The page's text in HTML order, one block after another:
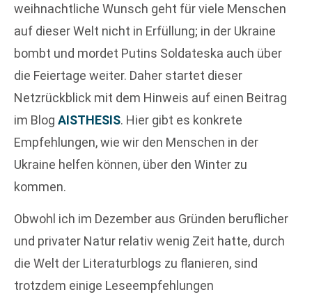
weihnachtliche Wunsch geht für viele Menschen
auf dieser Welt nicht in Erfüllung; in der Ukraine
bombt und mordet Putins Soldateska auch über
die Feiertage weiter. Daher startet dieser
Netzrückblick mit dem Hinweis auf einen Beitrag
im Blog AISTHESIS. Hier gibt es konkrete
Empfehlungen, wie wir den Menschen in der
Ukraine helfen können, über den Winter zu
kommen.
Obwohl ich im Dezember aus Gründen beruflicher
und privater Natur relativ wenig Zeit hatte, durch
die Welt der Literaturblogs zu flanieren, sind
trotzdem einige Leseempfehlungen